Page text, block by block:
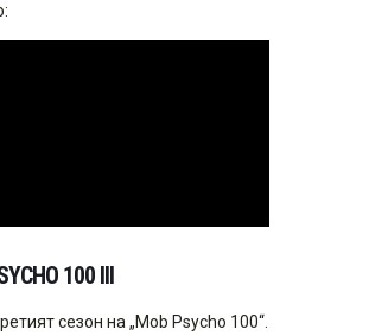
100 III
сезон на „Mob Psycho 100“.